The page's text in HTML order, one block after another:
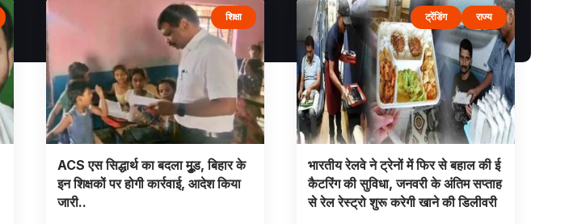
शिक्षा
ACS एस सिद्धार्थ का बदला मुूड, बिहार के
इन शिक्षकों पर होगी कार्रवाई, आदेश किया
जारी..
ट्रेंडिंग राज्य
भारतीय रेलवे ने ट्रेनों में फिर से बहाल की ई
कैटरिंग की सुविधा, जनवरी के अंतिम सप्ताह
से रेल रेस्ट्रो शुरू करेगी खाने की डिलीवरी